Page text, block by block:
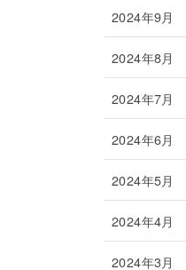
2024年9月
2024年8月
2024年7月
2024年6月
2024年5月
2024年4月
2024年3月